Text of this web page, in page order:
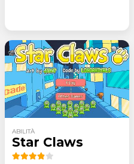
ABILITÀ
Star Claws